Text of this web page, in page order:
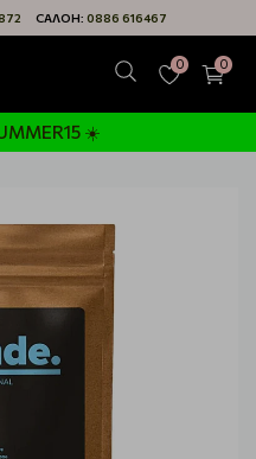
САЛОН: 0886 616467
0 0
☀️